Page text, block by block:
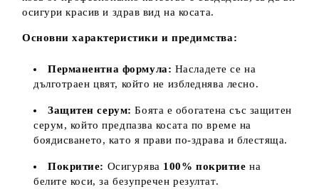
осигури красив и здрав вид на косата.
Основни характеристики и предимства:
Перманентна формула: Насладете се на
дълготраен цвят, който не избледнява лесно.
Защитен серум: Боята е обогатена със защитен
серум, който предпазва косата по време на
боядисването, като я прави по-здрава и блестяща.
Покритие: Осигурява 100% покритие на
белите коси, за безупречен резултат.